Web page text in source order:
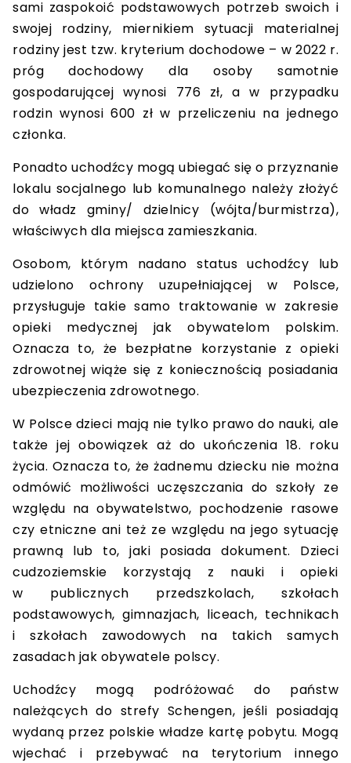
sami zaspokoić podstawowych potrzeb swoich i
swojej rodziny, miernikiem sytuacji materialnej
rodziny jest tzw. kryterium dochodowe – w 2022 r.
próg dochodowy dla osoby samotnie
gospodarującej wynosi 776 zł, a w przypadku
rodzin wynosi 600 zł w przeliczeniu na jednego
członka.
Ponadto uchodźcy mogą ubiegać się o przyznanie
lokalu socjalnego lub komunalnego należy złożyć
do władz gminy/ dzielnicy (wójta/burmistrza),
właściwych dla miejsca zamieszkania.
Osobom, którym nadano status uchodźcy lub
udzielono ochrony uzupełniającej w Polsce,
przysługuje takie samo traktowanie w zakresie
opieki medycznej jak obywatelom polskim.
Oznacza to, że bezpłatne korzystanie z opieki
zdrowotnej wiąże się z koniecznością posiadania
ubezpieczenia zdrowotnego.
W Polsce dzieci mają nie tylko prawo do nauki, ale
także jej obowiązek aż do ukończenia 18. roku
życia. Oznacza to, że żadnemu dziecku nie można
odmówić możliwości uczęszczania do szkoły ze
względu na obywatelstwo, pochodzenie rasowe
czy etniczne ani też ze względu na jego sytuację
prawną lub to, jaki posiada dokument. Dzieci
cudzoziemskie korzystają z nauki i opieki
w publicznych przedszkolach, szkołach
podstawowych, gimnazjach, liceach, technikach
i szkołach zawodowych na takich samych
zasadach jak obywatele polscy.
Uchodźcy mogą podróżować do państw
należących do strefy Schengen, jeśli posiadają
wydaną przez polskie władze kartę pobytu. Mogą
wjechać i przebywać na terytorium innego